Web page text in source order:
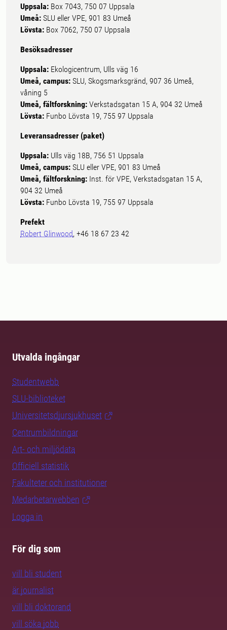
Uppsala: Box 7043, 750 07 Uppsala
Umeå: SLU eller VPE, 901 83 Umeå
Lövsta: Box 7062, 750 07 Uppsala
Besöksadresser
Uppsala: Ekologicentrum, Ulls väg 16
Umeå, campus: SLU, Skogsmarksgränd, 907 36 Umeå,
våning 5
Umeå, fältforskning: Verkstadsgatan 15 A, 904 32 Umeå
Lövsta: Funbo Lövsta 19, 755 97 Uppsala
Leveransadresser (paket)
Uppsala: Ulls väg 18B, 756 51 Uppsala
Umeå, campus: SLU eller VPE, 901 83 Umeå
Umeå, fältforskning: Inst. för VPE, Verkstadsgatan 15 A,
904 32 Umeå
Lövsta: Funbo Lövsta 19, 755 97 Uppsala
Prefekt
Robert Glinwood, +46 18 67 23 42
Utvalda ingångar
Studentwebb
SLU-biblioteket
Universitetsdjursjukhuset
Centrumbildningar
Art- och miljödata
Officiell statistik
Fakulteter och institutioner
Medarbetarwebben
Logga in
För dig som
vill bli student
är journalist
vill bli doktorand
vill söka jobb